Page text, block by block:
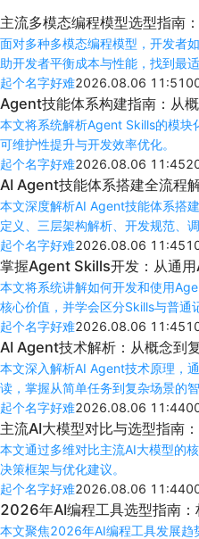
主流多模态编程模型选型指南
面对多种多模态编程模型，开发者
助开发者平衡成本与性能，找到最
起个名字好难2026.08.06 11:51 0
Agent技能体系构建指南：从
本文将系统解析Agent Skills的模块
可维护性提升与开发效率优化。
起个名字好难2026.08.06 11:452
AI Agent技能体系搭建全流程
本文深度解析AI Agent技能体系搭
定义、三层架构解析、开发规范、
起个名字好难2026.08.06 11:451
掌握Agent Skills开发：从通
本文将系统讲解如何开发和使用
核心价值，并学会区分Skills与普通
起个名字好难2026.08.06 11:451
AI Agent技术解析：从概念到
本文深入解析AI Agent技术原理，
读，掌握从简单任务到复杂场景的智
起个名字好难2026.08.06 11:440
主流AI大模型对比与选型指南
本文通过多维对比主流AI大模型的
决策框架与优化建议。
起个名字好难2026.08.06 11:440
2026年AI编程工具选型指南：
本文聚焦2026年AI编程工具发展趋